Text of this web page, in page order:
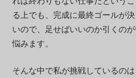
る上でも、完成に最終ゴールが
いので、足せばいいのか引くの
悩みます。
そんな中で私が挑戦しているの